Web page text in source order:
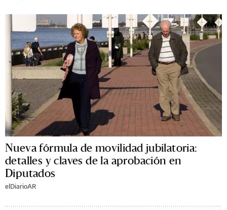
Nueva fórmula de movilidad jubilatoria:
detalles y claves de la aprobación en
Diputados
elDiarioAR